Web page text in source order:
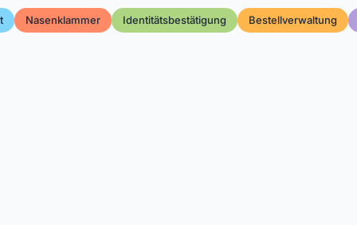
Nasenklammer Identitätsbestätigung Bestellverwaltung